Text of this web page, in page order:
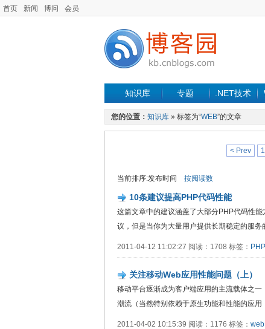
首页 新闻 博问 会员
知识库 专题 .NET技术
您的位置： 知识库 » 标签为“WEB”的文章
< Prev 1
当前排序:发布时间 按阅读数
10条建议提高PHP代码性能
这篇文章中的建议涵盖了大部分PHP代码性
议，但是当你为大量用户提供长期稳定的服务
2011-04-12 11:02:27 阅读：1708 标签： PHP
关注移动Web应用性能问题（上）
移动平台逐渐成为客户端应用的主流载体之
潮流（当然特别依赖于原生功能和性能的应用
2011-04-02 10:15:39 阅读：1176 标签： web